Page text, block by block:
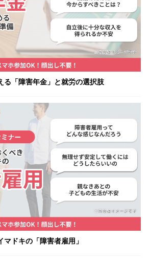
る「障害年金」と就労の選択肢
ドキの「障害者雇用」